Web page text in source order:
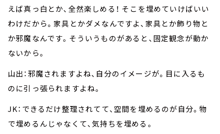
えば真っ白とか、全然楽しめる！ そこを埋めていけばいい
わけだから。家具とかダメなんですよ、家具とか飾り物と
か邪魔なんです。そういうものがあると、固定観念が動か
ないから。
山出：邪魔されますよね、自分のイメージが。目に入るも
のに引っ張られますよね。
JK：できるだけ整理されてて、空間を埋めるのが自分。物
で埋めるんじゃなくて、気持ちを埋める。